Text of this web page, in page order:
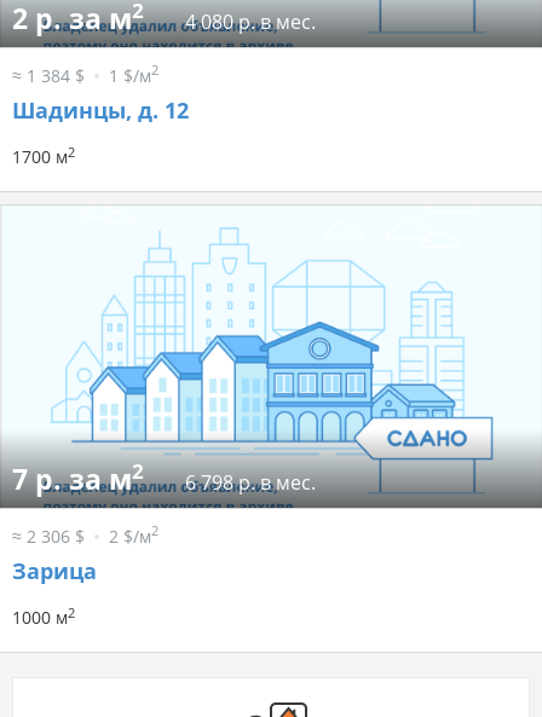
2 р. за м2 4 080 р. в мес.
≈ 1 384 $ 1 $/м2
Шадинцы, д. 12
1700 м2
7 р. за м2 6 798 р. в мес.
≈ 2 306 $ 2 $/м2
Зарица
1000 м2